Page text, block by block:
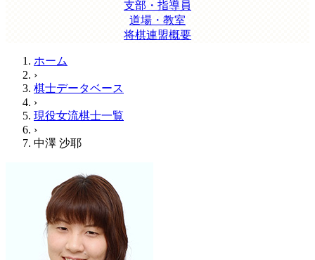
支部・指導員
道場・教室
将棋連盟概要
ホーム
›
棋士データベース
›
現役女流棋士一覧
›
中澤 沙耶